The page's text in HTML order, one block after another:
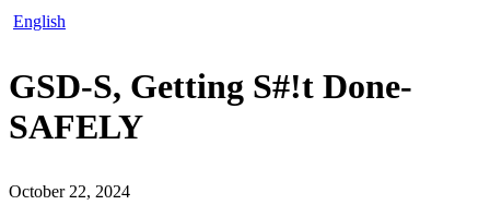
English
GSD-S, Getting S#!t Done-
SAFELY
October 22, 2024